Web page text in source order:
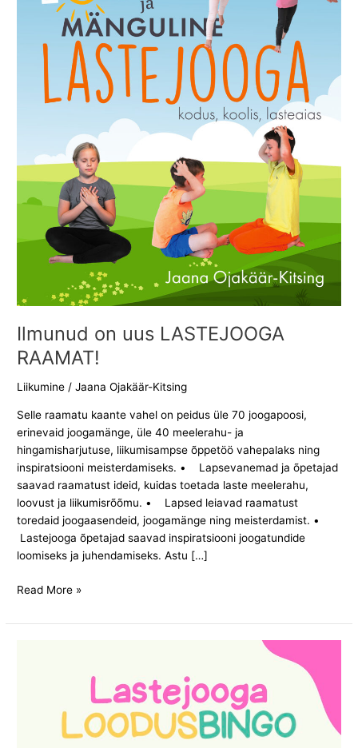
Ilmunud on uus LASTEJOOGA
RAAMAT!
Liikumine /Jaana Ojakäär-Kitsing
Selle raamatu kaante vahel on peidus üle 70 joogapoosi,
erinevaid joogamänge, üle 40 meelerahu- ja
hingamisharjutuse, liikumisampse õppetöö vahepalaks ning
inspiratsiooni meisterdamiseks. • Lapsevanemad ja õpetajad
saavad raamatust ideid, kuidas toetada laste meelerahu,
loovust ja liikumisrõõmu. • Lapsed leiavad raamatust
toredaid joogaasendeid, joogamänge ning meisterdamist. •
Lastejooga õpetajad saavad inspiratsiooni joogatundide
loomiseks ja juhendamiseks. Astu […]
RAAMAT!
Read More »